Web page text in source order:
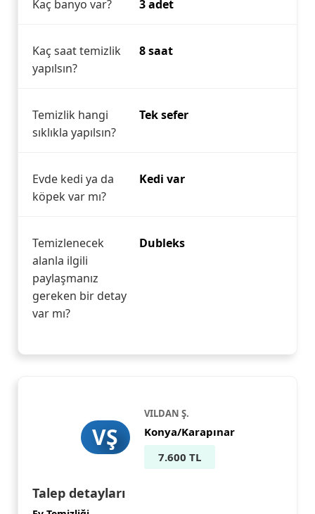
Kaç banyo var? 3 adet
Kaç saat temizlik
yapılsın?
8 saat
Temizlik hangi
sıklıkla yapılsın?
Tek sefer
Evde kedi ya da
köpek var mı?
Kedi var
Temizlenecek
alanla ilgili
paylaşmanız
gereken bir detay
var mı?
Dubleks
VŞ
VILDAN Ş.
Konya/Karapınar
7.600 TL
Talep detayları